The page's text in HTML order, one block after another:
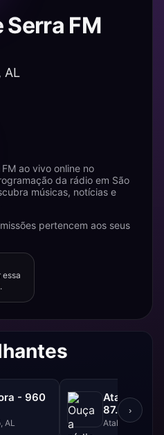
Serra FM
AL
ao vivo online no
da rádio em São
músicas, notícias e
pertencem aos seus
essa
.
- 960
AL
Atalaia FM -
87.9 FM
Atalaia, AL
›